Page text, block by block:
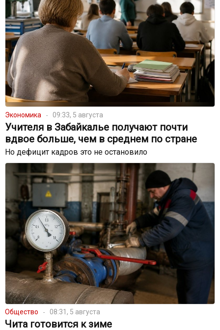
Экономика 09:33, 5 августа
Учителя в Забайкалье получают почти
вдвое больше, чем в среднем по стране
Но дефицит кадров это не остановило
Общество 08:31, 5 августа
Чита готовится к зиме